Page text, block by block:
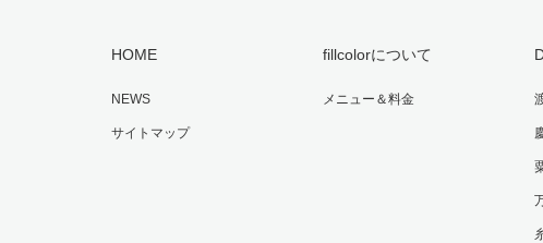
HOME
NEWS
サイトマップ
fillcolorについて
メニュー＆料金